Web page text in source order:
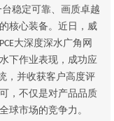
稳定可靠、画质卓越
核心装备。近日，威
大深度深水广角网
下作业表现，成功应
，并收获客户高度评
，不仅是对产品品质
球市场的竞争力。